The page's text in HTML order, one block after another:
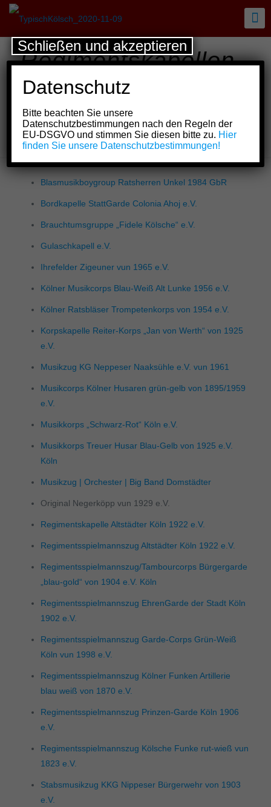
Regimentskapellen
und -
spielmannszüge,
Musikkapellen und -
korps
Blasmusikboygroup Ratsherren Unkel 1984 GbR
Bordkapelle StattGarde Colonia Ahoj e.V.
Brauchtumsgruppe „Fidele Kölsche“ e.V.
Gulaschkapell e.V.
Ihrefelder Zigeuner vun 1965 e.V.
Kölner Musikcorps Blau-Weiß Alt Lunke 1956 e.V.
Kölner Ratsbläser Trompetenkorps von 1954 e.V.
Korpskapelle Reiter-Korps „Jan von Werth“ von 1925
e.V.
Musikzug KG Neppeser Naaksühle e.V. vun 1961
Musikcorps Kölner Husaren grün-gelb von 1895/1959
e.V.
Musikkorps „Schwarz-Rot“ Köln e.V.
Musikkorps Treuer Husar Blau-Gelb von 1925 e.V.
Köln
Musikzug | Orchester | Big Band Domstädter
Original Negerköpp vun 1929 e.V.
Regimentskapelle Altstädter Köln 1922 e.V.
Regimentsspielmannszug Altstädter Köln 1922 e.V.
Regimentsspielmannszug/Tambourcorps Bürgergarde
„blau-gold“ von 1904 e.V. Köln
Regimentsspielmannszug EhrenGarde der Stadt Köln
1902 e.V.
Regimentsspielmannszug Garde-Corps Grün-Weiß
Köln vun 1998 e.V.
Regimentsspielmannszug Kölner Funken Artillerie
blau weiß von 1870 e.V.
Regimentsspielmannszug Prinzen-Garde Köln 1906
e.V.
Regimentsspielmannszug Kölsche Funke rut-wieß vun
1823 e.V.
Stabsmusikzug KKG Nippeser Bürgerwehr von 1903
e.V.
Datenschutz
Bitte beachten Sie unsere
Datenschutzbestimmungen nach den Regeln der
EU-DSGVO und stimmen Sie diesen bitte zu. Hier
finden Sie unsere Datenschutzbestimmungen!
Schließen und akzeptieren